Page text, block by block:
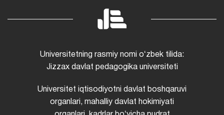
Universitetning rasmiy nomi oʻzbek tilida:
Jizzax davlat pedagogika universiteti
Universitet iqtisodiyotni davlat boshqaruvi
organlari, mahalliy davlat hokimiyati